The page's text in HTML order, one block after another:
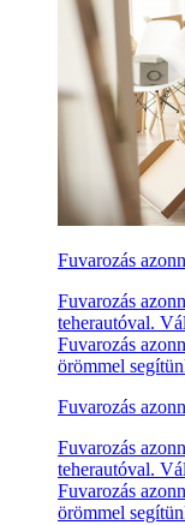
Fuvarozás
Fuvarozás
teherautóval.
Fuvarozás
örömmel
Fuvarozás
Fuvarozás
teherautóval.
Fuvarozás
örömmel